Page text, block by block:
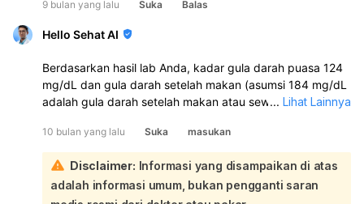
9 bulan yang lalu Suka Balas
Hello Sehat AI
Berdasarkan hasil lab Anda, kadar gula darah puasa 124
mg/dL dan gula darah setelah makan (asumsi 184 mg/dL
adalah gula darah setelah makan atau sewaktu) 184
mengalami prediabetes atau bahkan diabetes. Nilai
HbA1c 58.9 yang Anda sebutkan sangat tinggi dan perlu
dikonfirmasi ulang satuannya (apakah dalam persen atau
mmol/mol), namun dengan dua indikator gula darah
... Lihat Lainnya
10 bulan yang lalu Suka masukan
Disclaimer: Informasi yang disampaikan di atas
adalah informasi umum, bukan pengganti saran